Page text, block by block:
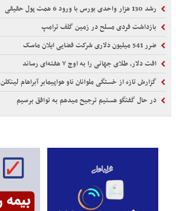
رشد 130 هزار واحدی بورس با ورود 6 همت پول حقیقی
بازداشت فردی مسلح در زمین گلف ترامپ
ضرر 541 میلیون دلاری شرکت فضایی ایلان ماسک
افت دلار، طلای جهانی را به اوج ۷ هفته‌ای رساند
گزارش تازه از خستگی ملوانان ناو هواپیمابر آبراهام لینکلن
در حال گفتگو هستیم ترجیح میدهم به توافق برسیم